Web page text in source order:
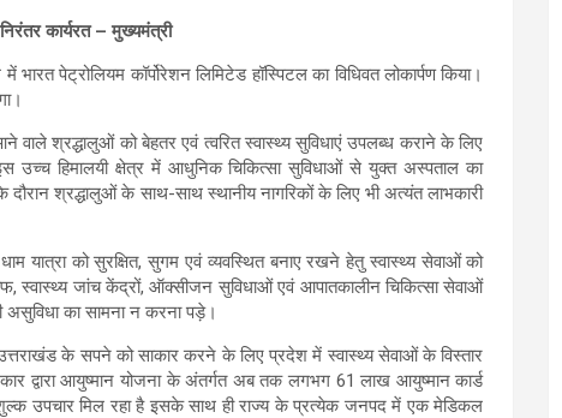
कार्यरत – मुख्यमंत्री
पेट्रोलियम कॉर्पोरेशन लिमिटेड हॉस्पिटल का विधिवत लोकार्पण किया।
वाले श्रद्धालुओं को बेहतर एवं त्वरित स्वास्थ्य सुविधाएं उपलब्ध कराने के लिए
उच्च हिमालयी क्षेत्र में आधुनिक चिकित्सा सुविधाओं से युक्त अस्पताल का
श्रद्धालुओं के साथ-साथ स्थानीय नागरिकों के लिए भी अत्यंत लाभकारी
यात्रा को सुरक्षित, सुगम एवं व्यवस्थित बनाए रखने हेतु स्वास्थ्य सेवाओं को
स्वास्थ्य जांच केंद्रों, ऑक्सीजन सुविधाओं एवं आपातकालीन चिकित्सा सेवाओं
असुविधा का सामना न करना पड़े।
के सपने को साकार करने के लिए प्रदेश में स्वास्थ्य सेवाओं के विस्तार
द्वारा आयुष्मान योजना के अंतर्गत अब तक लगभग 61 लाख आयुष्मान कार्ड
उपचार मिल रहा है इसके साथ ही राज्य के प्रत्येक जनपद में एक मेडिकल